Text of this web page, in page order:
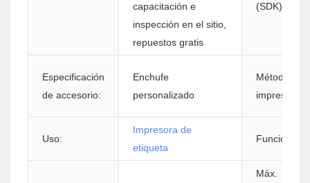
capacitación e
inspección en el sitio,
repuestos gratis
(SDK):
Especificación
de accesorio:
Enchufe
personalizado
Método de
impresión:
Uso:
Impresora de
etiqueta
Función:
Máx.